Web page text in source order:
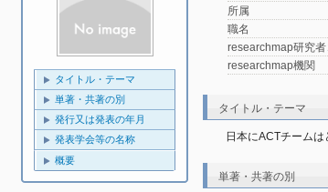
タイトル・テーマ
単著・共著の別
発行又は発表の年月
発表学会等の名称
概要
所属
職名
researchmap研究者
researchmap機関
タイトル・テーマ
日本にACTチーム
単著・共著の別